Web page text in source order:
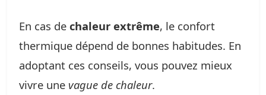
En cas de chaleur extrême, le confort
thermique dépend de bonnes habitudes. En
adoptant ces conseils, vous pouvez mieux
vivre une vague de chaleur.